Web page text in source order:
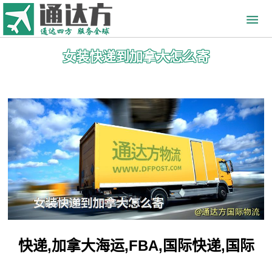
女装快递到加拿大怎么寄
快递,加拿大海运,FBA,国际快递,国际